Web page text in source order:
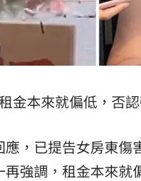
本來就偏低，否認
，已提告女房東
強調，租金本來就